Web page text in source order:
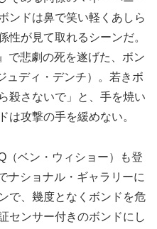
ンドは鼻で笑い軽くあしら
性が見て取れるシーンだ。
で悲劇の死を遂げた、ボン
ュディ・デンチ）。若きボ
殺さないで」と、手を焼い
は攻撃の手を緩めない。
（ベン・ウィショー）も登
ナショナル・ギャラリーに
で、幾度となくボンドを危
センサー付きのボンドにし